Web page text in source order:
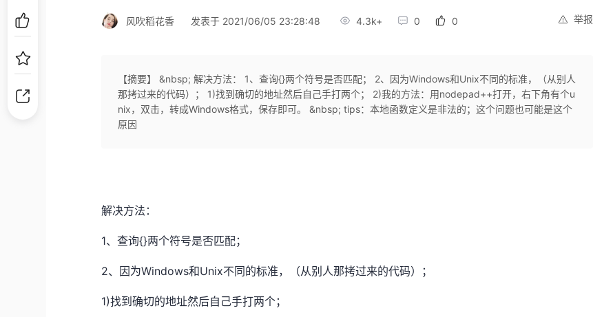
举报
风吹稻花香 发表于 2021/06/05 23:28:48 4.3k+ 0 0
【摘要】 &nbsp; 解决方法： 1、查询{}两个符号是否匹配； 2、因为Windows和Unix不同的标准，（从别人
那拷过来的代码）； 1)找到确切的地址然后自己手打两个； 2)我的方法：用nodepad++打开，右下角有个u
nix，双击，转成Windows格式，保存即可。 &nbsp; tips：本地函数定义是非法的；这个问题也可能是这个
原因
解决方法：
1、查询{}两个符号是否匹配；
2、因为Windows和Unix不同的标准，（从别人那拷过来的代码）；
1)找到确切的地址然后自己手打两个；